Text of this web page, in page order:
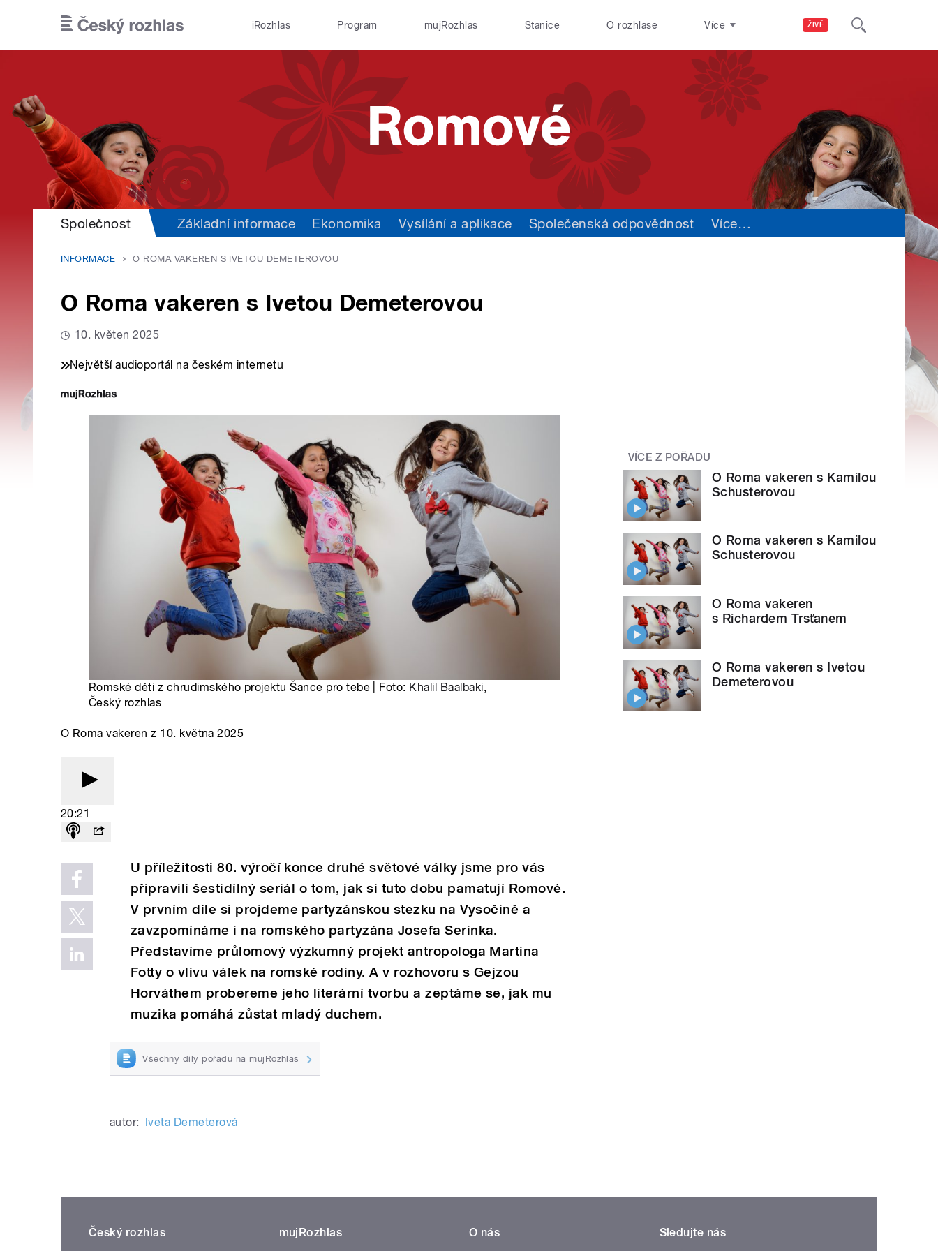
ŽIVĚ
iRozhlas Program mujRozhlas Stanice O rozhlase Více
Společnost Základní informace Ekonomika Vysílání a aplikace Společenská odpovědnost Více…
INFORMACE O ROMA VAKEREN S IVETOU DEMETEROVOU
O Roma vakeren s Ivetou Demeterovou
10. květen 2025
Největší audioportál na českém internetu
Romské děti z chrudimského projektu Šance pro tebe | Foto: Khalil Baalbaki,
Český rozhlas
O Roma vakeren z 10. května 2025
20:21
U příležitosti 80. výročí konce druhé světové války jsme pro vás
připravili šestidílný seriál o tom, jak si tuto dobu pamatují Romové.
V prvním díle si projdeme partyzánskou stezku na Vysočině a
zavzpomínáme i na romského partyzána Josefa Serinka.
Představíme průlomový výzkumný projekt antropologa Martina
Fotty o vlivu válek na romské rodiny. A v rozhovoru s Gejzou
Horváthem probereme jeho literární tvorbu a zeptáme se, jak mu
muzika pomáhá zůstat mladý duchem.
Všechny díly pořadu na mujRozhlas
autor: Iveta Demeterová
VÍCE Z POŘADU
O Roma vakeren s Kamilou
Schusterovou
O Roma vakeren s Kamilou
Schusterovou
O Roma vakeren
s Richardem Trsťanem
O Roma vakeren s Ivetou
Demeterovou
Český rozhlas mujRozhlas O nás Sledujte nás